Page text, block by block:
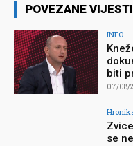
POVEZANE VIJESTI
INFO
biti
07/08/
se